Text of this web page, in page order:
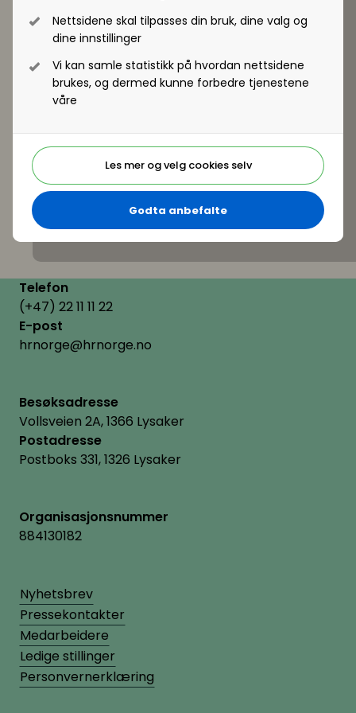
Nettsidene skal tilpasses din bruk, dine valg og
dine innstillinger
Vi kan samle statistikk på hvordan nettsidene
brukes, og dermed kunne forbedre tjenestene
våre
Les mer og velg cookies selv
Godta anbefalte
Telefon
(+47) 22 11 11 22
E-post
hrnorge@hrnorge.no
Besøksadresse
Vollsveien 2A, 1366 Lysaker
Postadresse
Postboks 331, 1326 Lysaker
Organisasjonsnummer
884130182
Nyhetsbrev
Pressekontakter
Medarbeidere
Ledige stillinger
Personvernerklæring